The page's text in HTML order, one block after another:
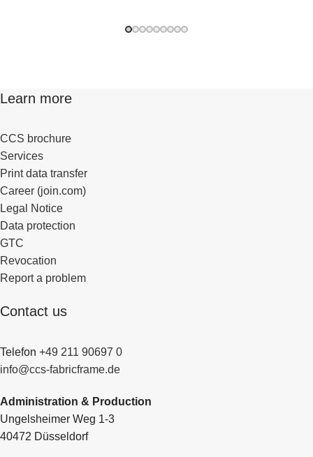
Learn more
CCS brochure
Services
Print data transfer
Career (join.com)
Legal Notice
Data protection
GTC
Revocation
Report a problem
Contact us
Telefon +49 211 90697 0
info@ccs-fabricframe.de
Administration & Production
Ungelsheimer Weg 1-3
40472 Düsseldorf